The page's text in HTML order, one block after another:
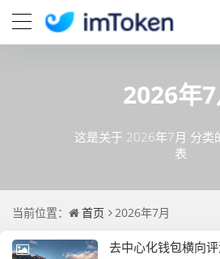
2026年7
这是关于 2026年7月 分类
表
当前位置： 首页 2026年7月
去中心化钱包横向